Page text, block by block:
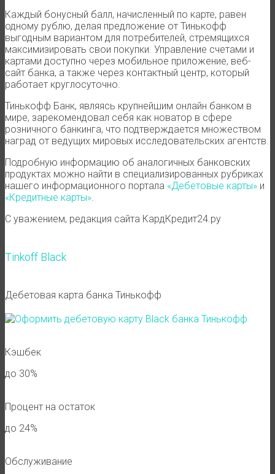
Каждый бонусный балл, начисленный по карте, равен
одному рублю, делая предложение от Тинькофф
выгодным вариантом для потребителей, стремящихся
максимизировать свои покупки. Управление счетами и
картами доступно через мобильное приложение, веб-
сайт банка, а также через контактный центр, который
работает круглосуточно.
Тинькофф Банк, являясь крупнейшим онлайн банком в
мире, зарекомендовал себя как новатор в сфере
розничного банкинга, что подтверждается множеством
наград от ведущих мировых исследовательских агентств.
Подробную информацию об аналогичных банковских
продуктах можно найти в специализированных рубриках
нашего информационного портала «Дебетовые карты» и
«Кредитные карты».
С уважением, редакция сайта КардКредит24.ру
Tinkoff Black
Дебетовая карта банка Тинькофф
Кэшбек
до 30%
Процент на остаток
до 24%
Обслуживание